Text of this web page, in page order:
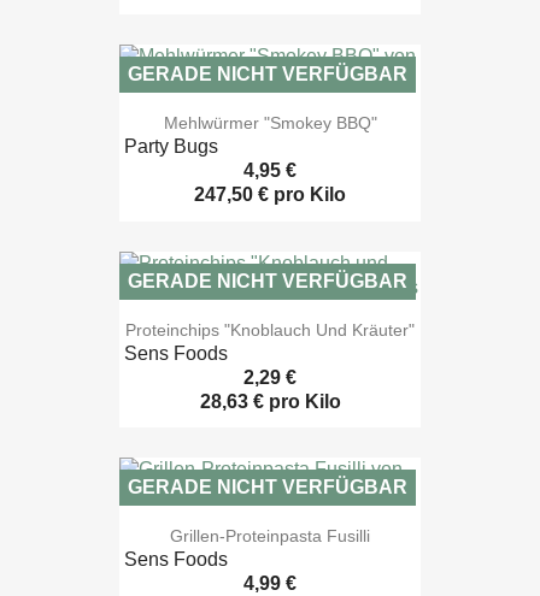
 Vorschau
Mehlwürmer "Smokey BBQ"
Party Bugs
4,95 €
247,50 € pro Kilo
GERADE NICHT VERFÜGBAR
 Vorschau
Proteinchips "Knoblauch Und Kräuter"
Sens Foods
2,29 €
28,63 € pro Kilo
GERADE NICHT VERFÜGBAR
 Vorschau
Grillen-Proteinpasta Fusilli
Sens Foods
4,99 €
GERADE NICHT VERFÜGBAR